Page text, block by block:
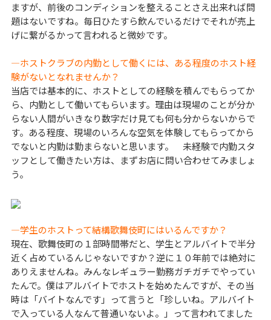
ますが、前後のコンディションを整えることさえ出来れば問
題はないですね。毎日ひたすら飲んでいるだけでそれが売上
げに繋がるかって言われると微妙です。
―ホストクラブの内勤として働くには、ある程度のホスト経
験がないとなれませんか？
当店では基本的に、ホストとしての経験を積んでもらってか
ら、内勤として働いてもらいます。理由は現場のことが分か
らない人間がいきなり数字だけ見ても何も分からないからで
す。ある程度、現場のいろんな空気を体験してもらってから
でないと内勤は勤まらないと思います。 未経験で内勤スタ
ッフとして働きたい方は、まずお店に問い合わせてみましょ
う。
―学生のホストって結構歌舞伎町にはいるんですか？
現在、歌舞伎町の１部時間帯だと、学生とアルバイトで半分
近く占めているんじゃないですか？逆に１０年前では絶対に
ありえませんね。みんなレギュラー勤務ガチガチでやってい
たんで。僕はアルバイトでホストを始めたんですが、その当
時は「バイトなんです」って言うと「珍しいね。アルバイト
で入っている人なんて普通いないよ。」って言われてました